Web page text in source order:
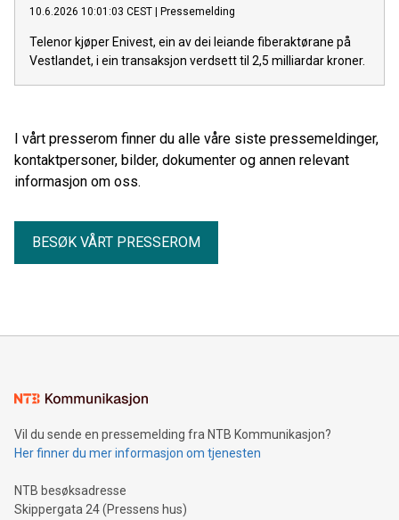
10.6.2026 10:01:03 CEST Pressemelding
Telenor kjøper Enivest, ein av dei leiande fiberaktørane på
Vestlandet, i ein transaksjon verdsett til 2,5 milliardar kroner.
I vårt presserom finner du alle våre siste pressemeldinger,
kontaktpersoner, bilder, dokumenter og annen relevant
informasjon om oss.
BESØK VÅRT PRESSEROM
Vil du sende en pressemelding fra NTB Kommunikasjon?
Her finner du mer informasjon om tjenesten
NTB besøksadresse
Skippergata 24 (Pressens hus)